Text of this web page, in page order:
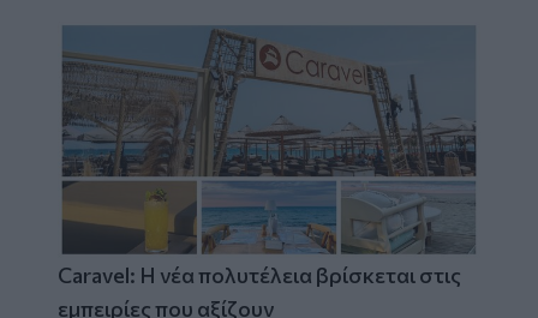
Caravel: Η νέα πολυτέλεια βρίσκεται στις
εμπειρίες που αξίζουν